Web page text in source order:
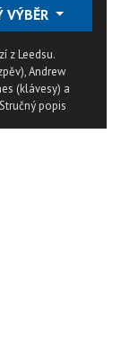
VÝBĚR
z Leedsu.
Andrew
(klávesy) a
Stručný popis